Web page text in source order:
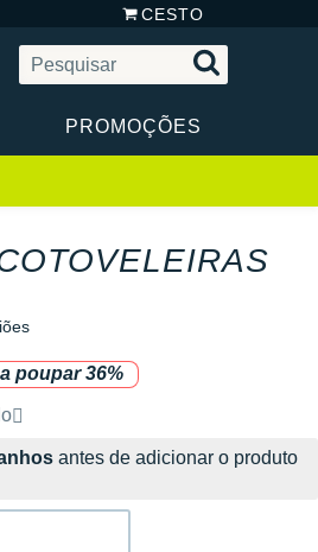
CESTO
PROMOÇÕES
poupar 36%
pela marca
antes de adicionar o produto